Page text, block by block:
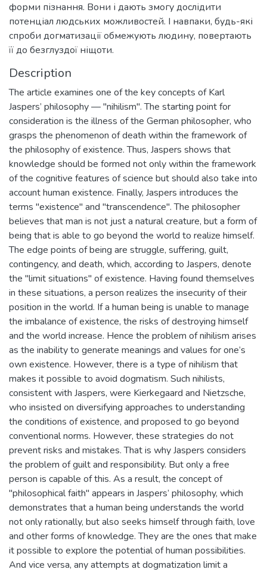
форми пізнання. Вони і дають змогу дослідити
потенціал людських можливостей. І навпаки, будь-які
спроби догматизації обмежують людину, повертають
її до безглуздої ніщоти.
Description
The article examines one of the key concepts of Karl
Jaspers’ philosophy — "nihilism". The starting point for
consideration is the illness of the German philosopher, who
grasps the phenomenon of death within the framework of
the philosophy of existence. Thus, Jaspers shows that
knowledge should be formed not only within the framework
of the cognitive features of science but should also take into
account human existence. Finally, Jaspers introduces the
terms "existence" and "transcendence". The philosopher
believes that man is not just a natural creature, but a form of
being that is able to go beyond the world to realize himself.
The edge points of being are struggle, suffering, guilt,
contingency, and death, which, according to Jaspers, denote
the "limit situations" of existence. Having found themselves
in these situations, a person realizes the insecurity of their
position in the world. If a human being is unable to manage
the imbalance of existence, the risks of destroying himself
and the world increase. Hence the problem of nihilism arises
as the inability to generate meanings and values for one’s
own existence. However, there is a type of nihilism that
makes it possible to avoid dogmatism. Such nihilists,
consistent with Jaspers, were Kierkegaard and Nietzsche,
who insisted on diversifying approaches to understanding
the conditions of existence, and proposed to go beyond
conventional norms. However, these strategies do not
prevent risks and mistakes. That is why Jaspers considers
the problem of guilt and responsibility. But only a free
person is capable of this. As a result, the concept of
"philosophical faith" appears in Jaspers’ philosophy, which
demonstrates that a human being understands the world
not only rationally, but also seeks himself through faith, love
and other forms of knowledge. They are the ones that make
it possible to explore the potential of human possibilities.
And vice versa, any attempts at dogmatization limit a